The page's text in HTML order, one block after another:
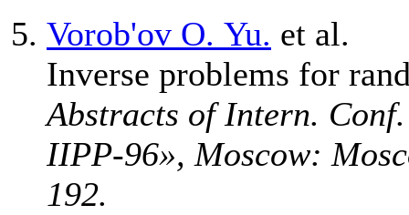
Vorob'ov O. Yu. et al.
Inverse problems for
Abstracts of Intern.
IIPP-96», Moscow:
192.